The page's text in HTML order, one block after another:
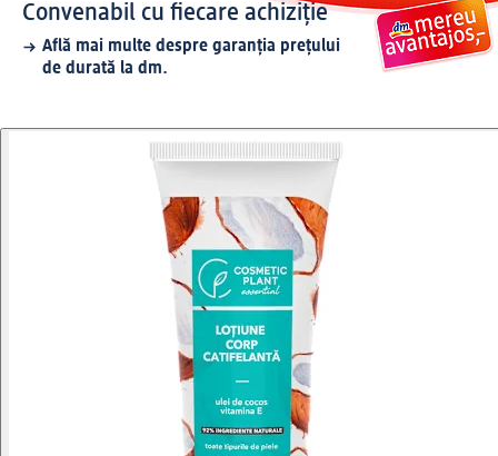
Convenabil cu fiecare achiziție
Află mai multe despre garanția prețului
de durată la dm.